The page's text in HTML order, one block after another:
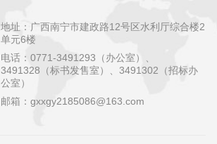
地址：广西南宁市建政路12号区水利厅综合楼2
单元6楼
电话：0771-3491293（办公室）、
3491328（标书发售室）、3491302（招标办
公室）
邮箱：gxxgy2185086@163.com